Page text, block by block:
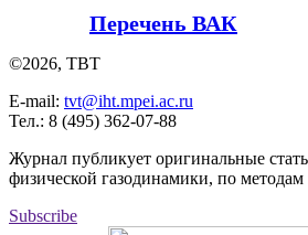
Перечень ВАК
©2026, ТВТ
E-mail: tvt@iht.mpei.ac.ru
Тел.: 8 (495) 362-07-88
Журнал публикует оригинальные
физической газодинамики, по
Subscribe